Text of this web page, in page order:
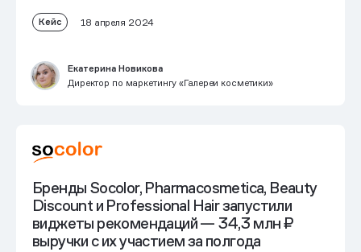
Кейс 18 апреля 2024
Екатерина Новикова
Директор по маркетингу «Галереи косметики»
Бренды Socolor, Pharmacosmetica, Beauty
Discount и Professional Hair запустили
виджеты рекомендаций — 34,3 млн ₽
выручки с их участием за полгода